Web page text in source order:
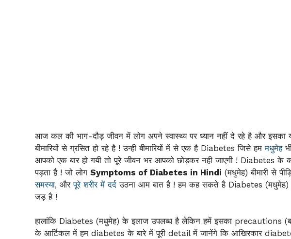
आज कल की भाग-दौड़ जीवन में लोग अपने स्वास्थ्य पर ध्यान नहीं दे रहे है और इसका
बीमारियों से ग्रसित हो रहे है ! उन्ही बीमारियों में से एक है Diabetes जिसे हममधुमेह
आपको एक बार हो गयी तो पूरे जीवन भर आपको छोड़कर नही जाएगी ! Diabetes के
पड़ता है ! जो लोग Symptoms of Diabetes in Hindi (मधुमेह) बीमारी से
समस्या, औरपूरे शरीर में दर्द उठना आम बात है ! हम कह सकते है Diabetes (मधुमेह) एक
जड़ है !
हालांकि Diabetes (मधुमेह) के इलाज उपलब्ध है लेकिन हमें इसका precautions
के आर्टिकल में हम diabetes के बारे में पूरी detail में जानेंगे कि आखिरकार